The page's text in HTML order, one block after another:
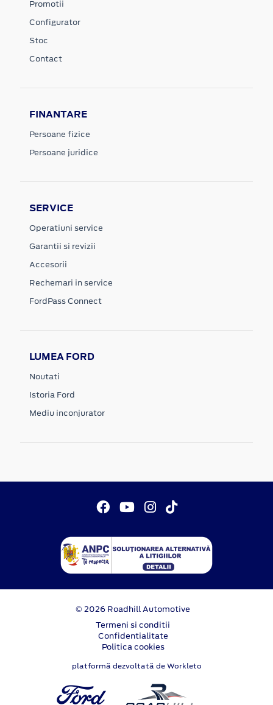
Promotii
Configurator
Stoc
Contact
FINANTARE
Persoane fizice
Persoane juridice
SERVICE
Operatiuni service
Garantii si revizii
Accesorii
Rechemari in service
FordPass Connect
LUMEA FORD
Noutati
Istoria Ford
Mediu inconjurator
© 2026 Roadhill Automotive
Termeni si conditii
Confidentialitate
Politica cookies
platformă dezvoltată de Workleto